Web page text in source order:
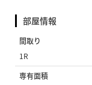
部屋情報
間取り
1R
専有面積